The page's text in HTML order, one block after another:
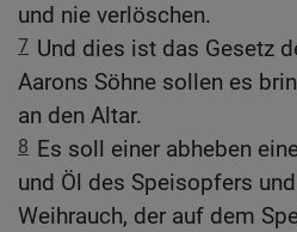
und nie verlöschen.
7 Und dies ist das Gesetz
Aarons Söhne sollen es
an den Altar.
8 Es soll einer abheben
und Öl des Speisopfers
Weihrauch, der auf dem